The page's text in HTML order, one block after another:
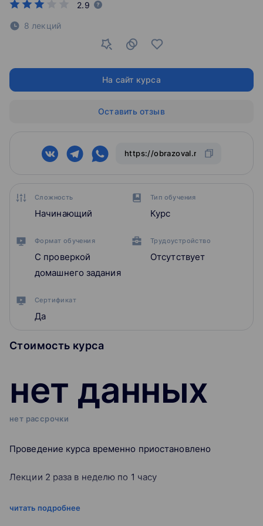
Сложность
Начинающий
Тип обучения
Курс
Формат обучения
С проверкой
домашнего задания
Трудоустройство
Отсутствует
Сертификат
Да
Стоимость курса
нет данных
нет рассрочки
Проведение курса временно приостановлено
Лекции 2 раза в неделю по 1 часу
Занятия ведут лучшие SMM-специалисты TexTerra
читать подробнее
2.9
8 лекций
На сайт курса
Оставить отзыв